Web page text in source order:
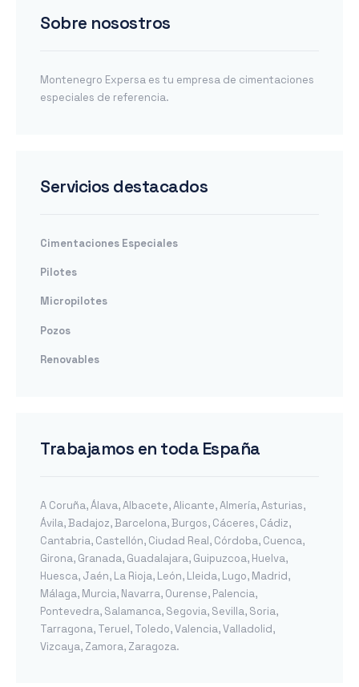
Sobre nosostros
Montenegro Expersa es tu empresa de cimentaciones
especiales de referencia.
Servicios destacados
Cimentaciones Especiales
Pilotes
Micropilotes
Pozos
Renovables
Trabajamos en toda España
A Coruña,Álava,Albacete,Alicante,Almería,Asturias,
Ávila,Badajoz,Barcelona,Burgos, Cáceres, Cádiz,
Cantabria, Castellón, Ciudad Real, Córdoba, Cuenca,
Girona, Granada, Guadalajara, Guipuzcoa, Huelva,
Huesca, Jaén, La Rioja, León, Lleida, Lugo, Madrid,
Málaga, Murcia, Navarra, Ourense, Palencia,
Pontevedra, Salamanca, Segovia, Sevilla, Soria,
Tarragona, Teruel, Toledo,Valencia,Valladolid,
Vizcaya, Zamora, Zaragoza.